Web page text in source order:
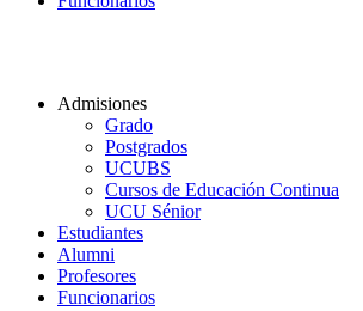
Admisiones
Grado
Postgrados
UCUBS
Cursos de Educación Continua
UCU Sénior
Estudiantes
Alumni
Profesores
Funcionarios